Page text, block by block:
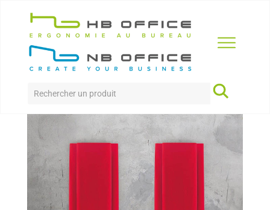
Accueil > Produits > Acoustique> Diesis – Bemolle
DIESIS – BEMOLLE